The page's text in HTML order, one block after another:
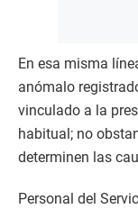
En esa misma
anómalo
vinculado a la
habitual; no
determinen las
Personal del